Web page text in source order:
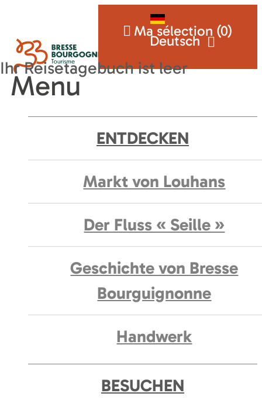
Deutsch
Ma sélection (0)
Menu
ENTDECKEN
Markt von Louhans
Der Fluss « Seille »
Geschichte von Bresse
Bourguignonne
Handwerk
BESUCHEN